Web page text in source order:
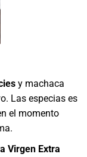
y machaca
Las especias es
el momento
Virgen Extra